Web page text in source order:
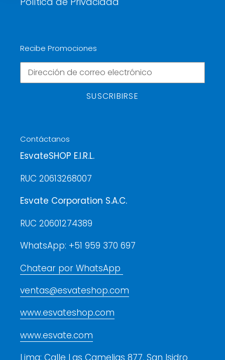
Recibe Promociones
SUSCRIBIRSE
Contáctanos
EsvateSHOP E.I.R.L.
RUC 20613268007
Esvate Corporation S.A.C.
RUC 20601274389
WhatsApp: +51 959 370 697
Chatear por WhatsApp
ventas@esvateshop.com
www.esvateshop.com
www.esvate.com